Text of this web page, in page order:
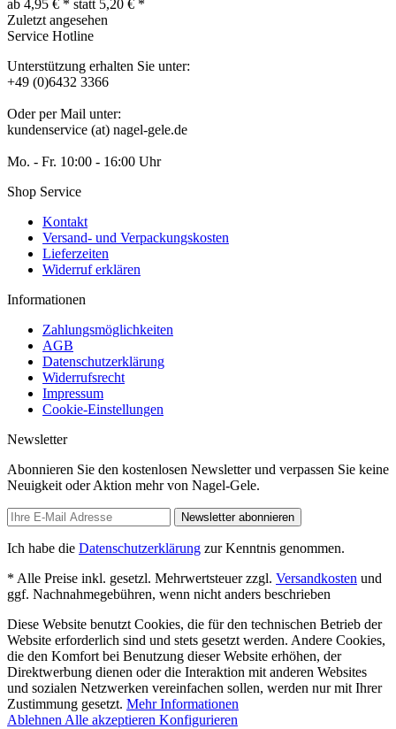
ab 4,95 € * statt 5,20 € *
Zuletzt angesehen
Service Hotline
Unterstützung erhalten Sie unter:
+49 (0)6432 3366
Oder per Mail unter:
kundenservice (at) nagel-gele.de
Mo. - Fr. 10:00 - 16:00 Uhr
Shop Service
Kontakt
Versand- und Verpackungskosten
Lieferzeiten
Widerruf erklären
Informationen
Zahlungsmöglichkeiten
AGB
Datenschutzerklärung
Widerrufsrecht
Impressum
Cookie-Einstellungen
Newsletter
Abonnieren Sie den kostenlosen Newsletter und verpassen Sie keine
Neuigkeit oder Aktion mehr von Nagel-Gele.
Newsletter abonnieren
Ich habe die Datenschutzerklärung zur Kenntnis genommen.
* Alle Preise inkl. gesetzl. Mehrwertsteuer zzgl. Versandkosten und
ggf. Nachnahmegebühren, wenn nicht anders beschrieben
Diese Website benutzt Cookies, die für den technischen Betrieb der
Website erforderlich sind und stets gesetzt werden. Andere Cookies,
die den Komfort bei Benutzung dieser Website erhöhen, der
Direktwerbung dienen oder die Interaktion mit anderen Websites
und sozialen Netzwerken vereinfachen sollen, werden nur mit Ihrer
Zustimmung gesetzt. Mehr Informationen
Ablehnen Alle akzeptieren Konfigurieren